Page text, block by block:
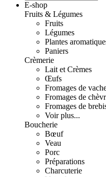
E-shop
Fruits & Légumes
Fruits
Légumes
Plantes
Paniers
Crèmerie
Lait et Crèmes
Œufs
Fromages de
Fromages de
Fromages de
Voir plus...
Boucherie
Bœuf
Veau
Porc
Préparations
Charcuterie